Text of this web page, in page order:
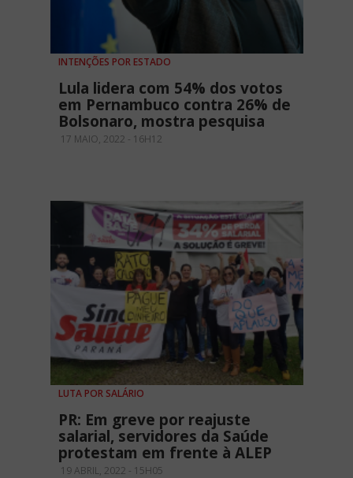
INTENÇÕES POR ESTADO
Lula lidera com 54% dos votos
em Pernambuco contra 26% de
Bolsonaro, mostra pesquisa
17 MAIO, 2022 - 16H12
LUTA POR SALÁRIO
PR: Em greve por reajuste
salarial, servidores da Saúde
protestam em frente à ALEP
19 ABRIL, 2022 - 15H05